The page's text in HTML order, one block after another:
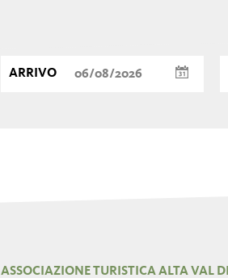
ARRIVO
ASSOCIAZIONE TURISTICA ALTA VAL